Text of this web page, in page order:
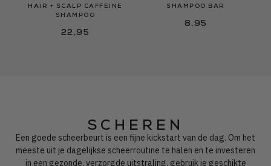
HAIR + SCALP CAFFEINE
SHAMPOO
22,95
SHAMPOO BAR
8,95
SCHEREN
Een goede scheerbeurt is een fijne kickstart van de dag. Om het
meeste uit je dagelijkse scheerroutine te halen en te investeren
in een gezonde, verzorgde uitstraling, gebruik je geschikte